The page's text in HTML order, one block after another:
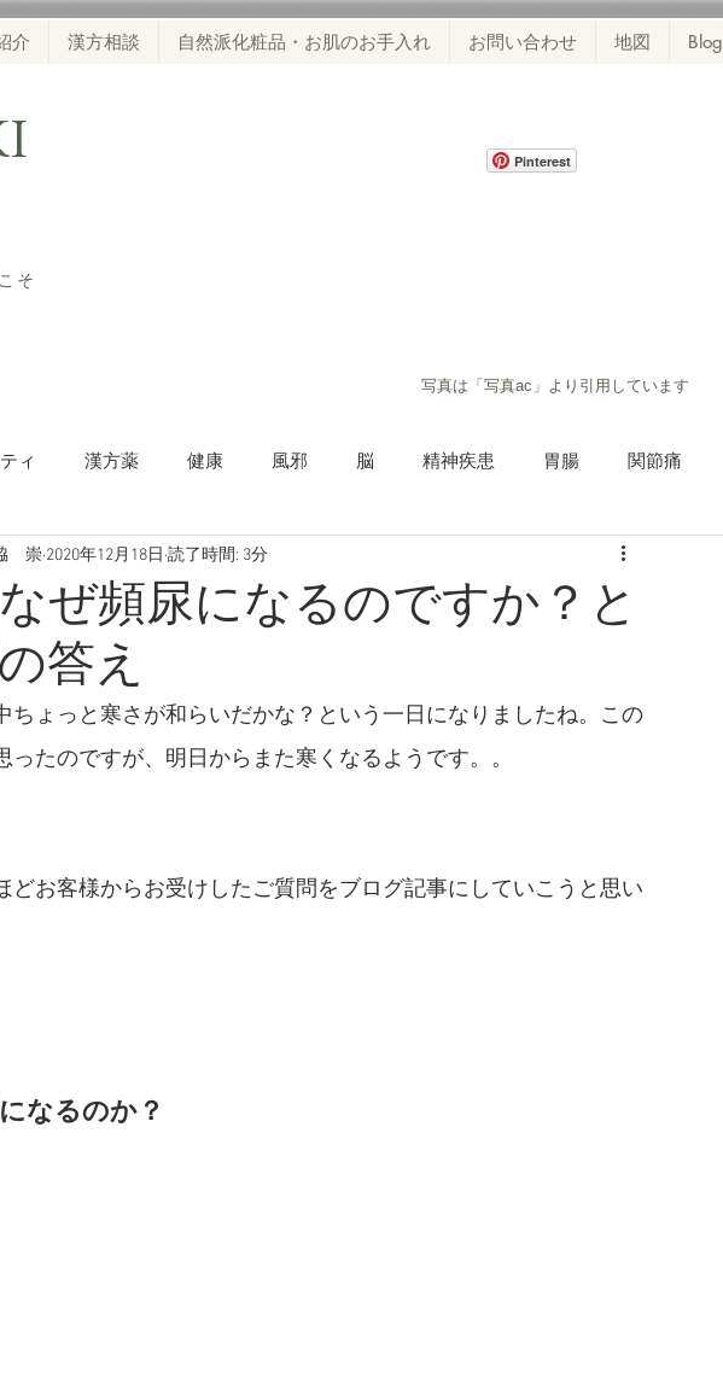
介 漢方相談 自然派化粧品・お肌のお手入れ お問い合わせ 地図 Blog
Pinterest
こそ
​写真は「写真ac」より引用しています
ィ 漢方薬 健康 風邪 脳 精神疾患 胃腸 関節痛
環境 うつ病 スマホ決済
産後疲れ 産後うつ
ぜ頻尿になるのですか？と
答え
崇 2020年12月18日 読了時間: 3分
ちょっと寒さが和らいだかな？という一日になりましたね。この
ったのですが、明日からまた寒くなるようです。。
どお客様からお受けしたご質問をブログ記事にしていこうと思い
なるのか？